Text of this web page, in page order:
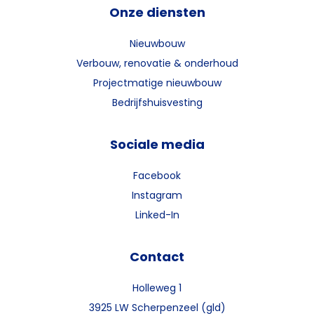
Onze diensten
Nieuwbouw
Verbouw, renovatie & onderhoud
Projectmatige nieuwbouw
Bedrijfshuisvesting
Sociale media
Facebook
Instagram
Linked-In
Contact
Holleweg 1
3925 LW Scherpenzeel (gld)